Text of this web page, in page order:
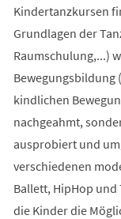
Kindertanzkursen
Grundlagen der
Raumschulung,...)
kindlichen
nachgeahmt,
ausprobiert und
verschiedenen
Ballett, HipHop
die Kinder die